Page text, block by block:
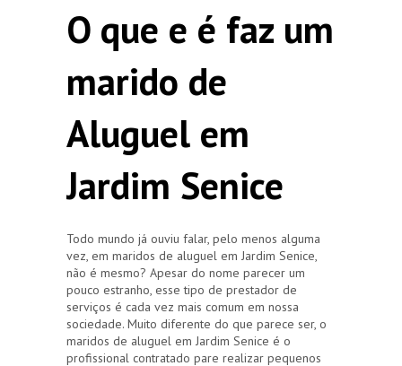
O que e é faz um
marido de
Aluguel em
Jardim Senice
Todo mundo já ouviu falar, pelo menos alguma
vez, em maridos de aluguel em Jardim Senice,
não é mesmo? Apesar do nome parecer um
pouco estranho, esse tipo de prestador de
serviços é cada vez mais comum em nossa
sociedade. Muito diferente do que parece ser, o
maridos de aluguel em Jardim Senice é o
profissional contratado pare realizar pequenos